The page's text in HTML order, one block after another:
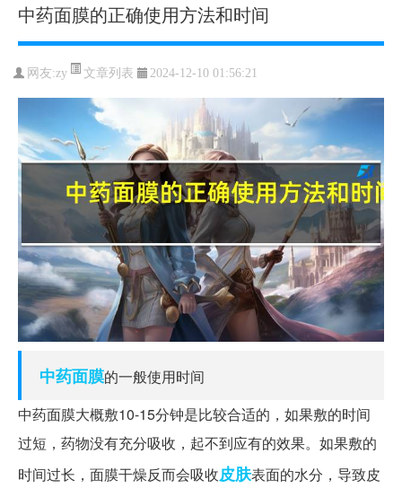
中药面膜的正确使用方法和时间
网友:zy 文章列表 2024-12-10 01:56:21
中药面膜的一般使用时间
中药面膜大概敷10-15分钟是比较合适的，如果敷的时间
过短，药物没有充分吸收，起不到应有的效果。如果敷的
时间过长，面膜干燥反而会吸收皮肤表面的水分，导致皮